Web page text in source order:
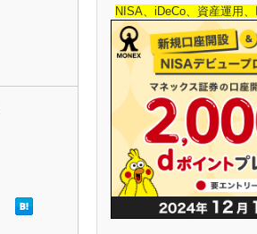
NISA、iDeCo、資産運用